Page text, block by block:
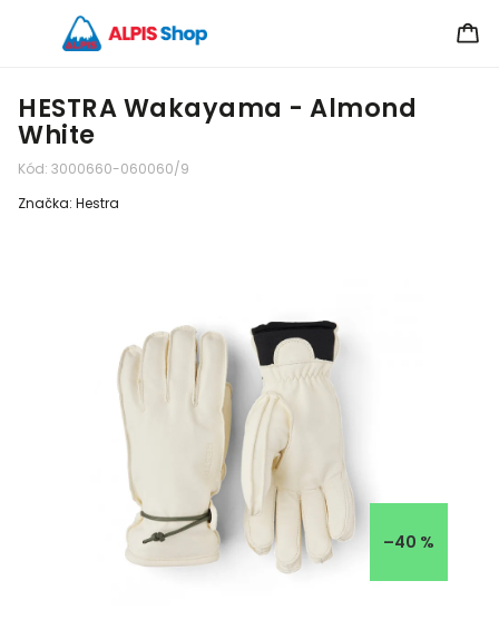
HESTRA Wakayama - Almond
White
Kód: 3000660-060060/9
Značka: Hestra
–40 %